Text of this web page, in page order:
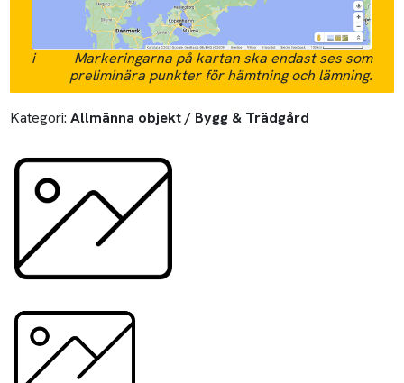
i
Markeringarna på kartan ska endast ses som
preliminära punkter för hämtning och lämning.
Kategori: Allmänna objekt / Bygg & Trädgård